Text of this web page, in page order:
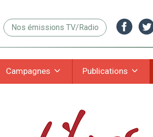
Nos émissions TV/Radio
Campagnes Publications